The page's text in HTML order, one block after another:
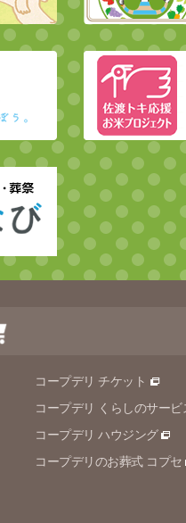
コープデリ チケット
コープデリ くらしのサービ
コープデリ ハウジング
コープデリのお葬式 コプセ